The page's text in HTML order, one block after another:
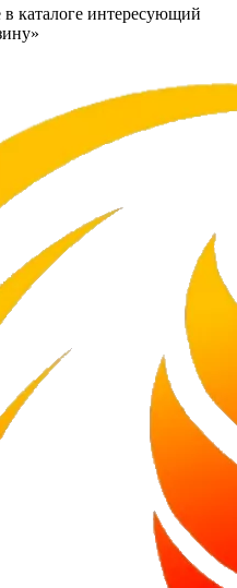
каталоге интересующий